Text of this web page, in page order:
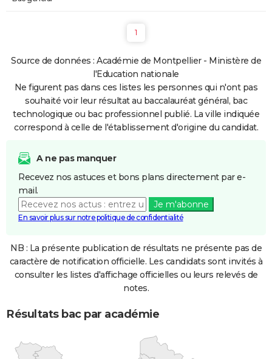
1
Source de données : Académie de Montpellier - Ministère de
l'Education nationale
Ne figurent pas dans ces listes les personnes qui n'ont pas
souhaité voir leur résultat au baccalauréat général, bac
technologique ou bac professionnel publié. La ville indiquée
correspond à celle de l'établissement d'origine du candidat.
A ne pas manquer
Recevez nos astuces et bons plans directement par e-
mail.
Je m'abonne
En savoir plus sur notre politique de confidentialité
NB : La présente publication de résultats ne présente pas de
caractère de notification officielle. Les candidats sont invités à
consulter les listes d'affichage officielles ou leurs relevés de
notes.
Résultats bac par académie